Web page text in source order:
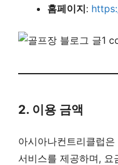
홈페이지:
2. 이용 금액
아시아나컨트리클럽
서비스를 제공하며, 요